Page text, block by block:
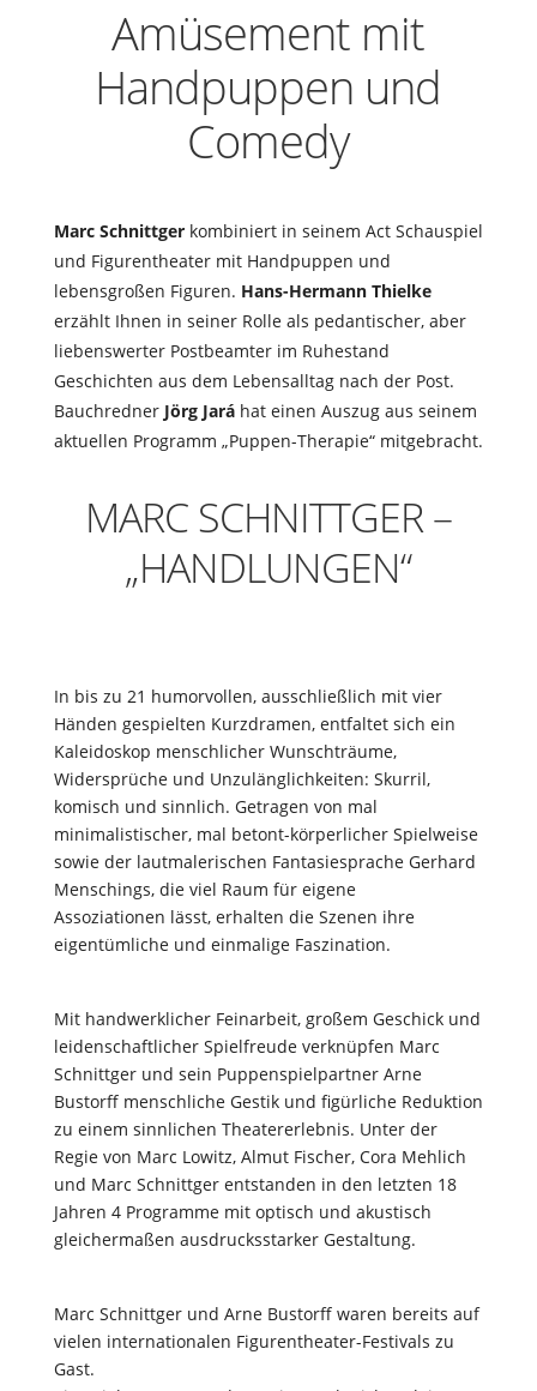
Amüsement mit
Handpuppen und
Comedy
Marc Schnittgerkombiniert in seinem Act Schauspiel
und Figurentheater mit Handpuppen und
lebensgroßen Figuren. Hans-Hermann Thielke
erzählt Ihnen in seiner Rolle als pedantischer, aber
liebenswerter Postbeamter im Ruhestand
Geschichten aus dem Lebensalltag nach der Post.
Bauchredner Jörg Jaráhat einen Auszug aus seinem
aktuellen Programm „Puppen-Therapie“ mitgebracht.
MARC SCHNITTGER –
„HANDLUNGEN“
In bis zu 21 humorvollen, ausschließlich mit vier
Händen gespielten Kurzdramen, entfaltet sich ein
Kaleidoskop menschlicher Wunschträume,
Widersprüche und Unzulänglichkeiten: Skurril,
komisch und sinnlich. Getragen von mal
minimalistischer, mal betont-körperlicher Spielweise
sowie der lautmalerischen Fantasiesprache Gerhard
Menschings, die viel Raum für eigene
Assoziationen lässt, erhalten die Szenen ihre
eigentümliche und einmalige Faszination.
Mit handwerklicher Feinarbeit, großem Geschick und
leidenschaftlicher Spielfreude verknüpfen Marc
Schnittger und sein Puppenspielpartner Arne
Bustorff menschliche Gestik und figürliche Reduktion
zu einem sinnlichen Theatererlebnis. Unter der
Regie von Marc Lowitz, Almut Fischer, Cora Mehlich
und Marc Schnittger entstanden in den letzten 18
Jahren 4 Programme mit optisch und akustisch
gleichermaßen ausdrucksstarker Gestaltung.
Marc Schnittger und Arne Bustorff waren bereits auf
vielen internationalen Figurentheater-Festivals zu
Gast.